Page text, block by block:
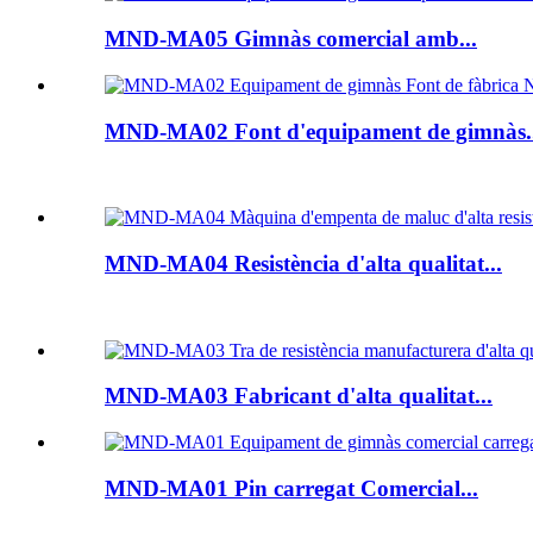
MND-MA05 Gimnàs comercial amb...
MND-MA02 Font d'equipament de
MND-MA04 Resistència d'alta qualitat...
MND-MA03 Fabricant d'alta qualitat...
MND-MA01 Pin carregat Comercial...